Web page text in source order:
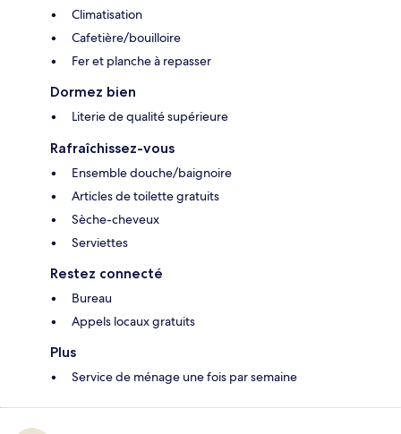
Climatisation
Cafetière/bouilloire
Fer et planche à repasser
Dormez bien
Literie de qualité supérieure
Rafraîchissez-vous
Ensemble douche/baignoire
Articles de toilette gratuits
Sèche-cheveux
Serviettes
Restez connecté
Bureau
Appels locaux gratuits
Plus
Service de ménage une fois par semaine